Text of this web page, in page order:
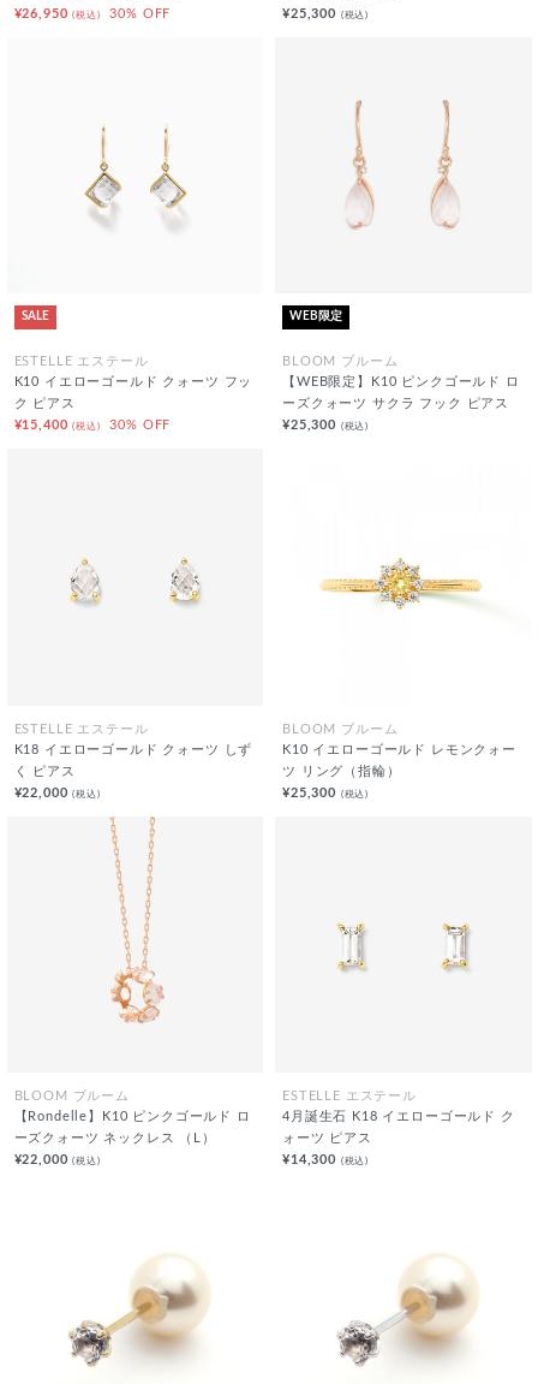
¥26,950(税込) 30% OFF
¥25,300 (税込)
SALE
ESTELLE エステール
K10 イエローゴールド クォーツ フッ
ク ピアス
¥15,400(税込) 30% OFF
WEB限定
BLOOM ブルーム
【WEB限定】K10 ピンクゴールド ロ
ーズクォーツ サクラ フック ピアス
¥25,300 (税込)
ESTELLE エステール
K18 イエローゴールド クォーツ しず
く ピアス
¥22,000(税込)
BLOOM ブルーム
K10 イエローゴールド レモンクォー
ツ リング（指輪）
¥25,300 (税込)
BLOOM ブルーム
【Rondelle】K10 ピンクゴールド ロ
ーズクォーツ ネックレス （L）
¥22,000(税込)
ESTELLE エステール
4月誕生石 K18 イエローゴールド ク
ォーツ ピアス
¥14,300 (税込)